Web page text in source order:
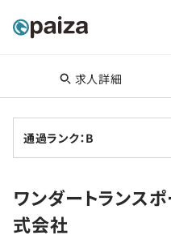
転職・キャリア
転職成功ガイド
インタビュー
新卒就活
求人検索
本選考
学習
求人詳細
通過ランク：B
ワンダートランス
式会社